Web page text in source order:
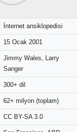
İnternet ansiklopedisi
15 Ocak 2001
Jimmy Wales, Larry
Sanger
300+ dil
62+ milyon (toplam)
CC BY-SA 3.0